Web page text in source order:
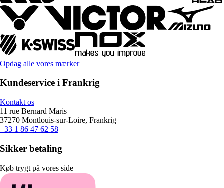
Opdag alle vores mærker
Kundeservice i Frankrig
Kontakt os
11 rue Bernard Maris
37270 Montlouis-sur-Loire, Frankrig
+33 1 86 47 62 58
Sikker betaling
Køb trygt på vores side